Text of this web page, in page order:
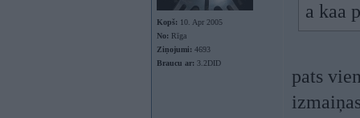
Kopš: 10. Apr 2005
No: Rīga
Ziņojumi: 4693
Braucu ar: 3.2DID
a kaa
pats